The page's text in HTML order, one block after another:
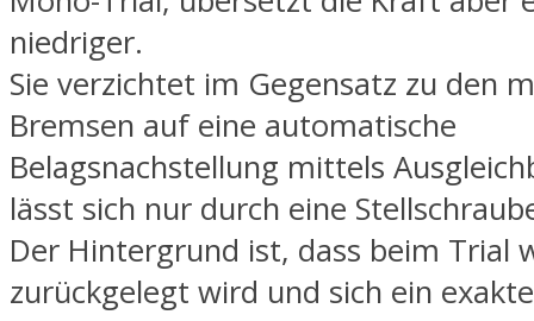
niedriger.
Sie verzichtet im Gegensatz zu den
Bremsen auf eine automatische
Belagsnachstellung mittels
lässt sich nur durch eine
Der Hintergrund ist, dass beim Trial
zurückgelegt wird und sich ein